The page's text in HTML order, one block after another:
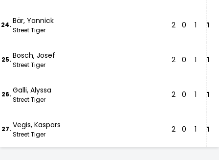
24. Bär, Yannick
Street Tiger
2 0 1 1
25. Bosch, Josef
Street Tiger
2 0 1 1
26. Galli, Alyssa
Street Tiger
2 0 1 1
27. Vegis, Kaspars
Street Tiger
2 0 1 1